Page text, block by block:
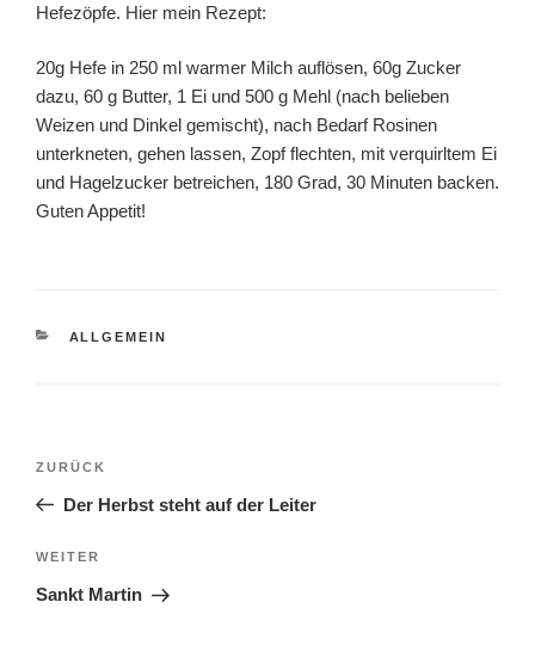
Hefezöpfe. Hier mein Rezept:
20g Hefe in 250 ml warmer Milch auflösen, 60g Zucker
dazu, 60 g Butter, 1 Ei und 500 g Mehl (nach belieben
Weizen und Dinkel gemischt), nach Bedarf Rosinen
unterkneten, gehen lassen, Zopf flechten, mit verquirltem Ei
und Hagelzucker betreichen, 180 Grad, 30 Minuten backen.
Guten Appetit!
KATEGORIEN
ALLGEMEIN
Beitragsnavigation
Vorheriger
Beitrag
ZURÜCK
Der Herbst steht auf der Leiter
Nächster
Beitrag
WEITER
Sankt Martin